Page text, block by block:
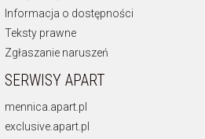
Informacja o dostępności
Teksty prawne
Zgłaszanie naruszeń
SERWISY APART
mennica.apart.pl
exclusive.apart.pl